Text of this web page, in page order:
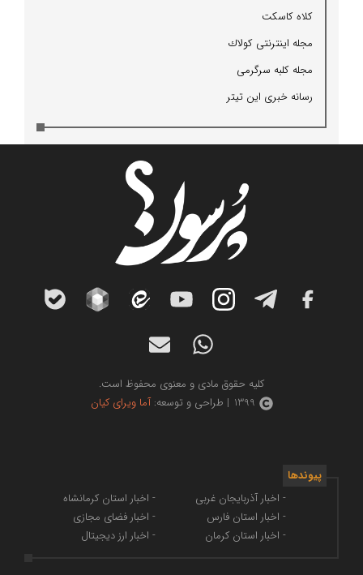
كلاه كاسكت
مجله اینترنتی كولاك
مجله كلبه سرگرمی
رسانه خبری این تیتر
کلیه حقوق مادی و معنوی محفوظ است.
1399 | طراحی و توسعه:
آما ویرای کیان
پیوندها
- اخبار آذربایجان غربی
- اخبار استان فارس
- اخبار استان کرمان
- اخبار استان کرمانشاه
- اخبار فضای مجازی
- اخبار ارز دیجیتال